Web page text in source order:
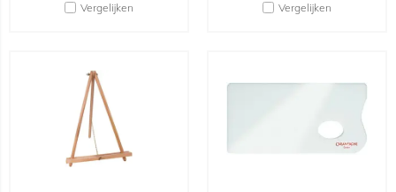
Vergelijken Vergelijken